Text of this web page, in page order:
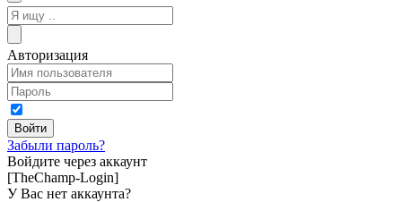
Авторизация
Забыли пароль?
Войдите через аккаунт
[TheChamp-Login]
У Вас нет аккаунта?